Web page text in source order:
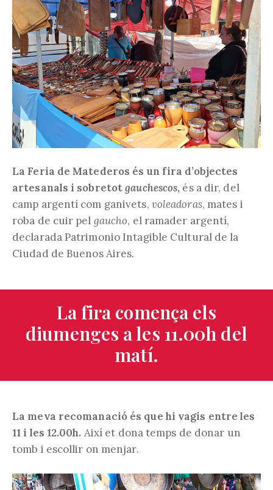
La Feria de Matederos és un fira d’objectes
artesanals i sobretotgauchescos, és a dir, del
camp argentí com ganivets, voleadoras, mates i
roba de cuir pel gaucho, el ramader argentí,
declarada Patrimonio Intagible Cultural de la
Ciudad de Buenos Aires.
La fira comença els
diumenges a les 11.00h del
matí.
La meva recomanació és que hi vagis entre les
11 i les 12.00h. Així et dona temps de donar un
tomb i escollir on menjar.